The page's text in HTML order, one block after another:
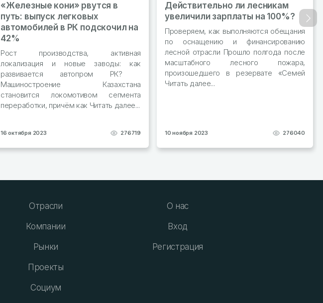
«Железные кони» рвутся в
путь: выпуск легковых
автомобилей в РК подскочил на
42%
Рост производства, активная
локализация и новые заводы: как
развивается автопром РК?
Машиностроение Казахстана
становится локомотивом сегмента
переработки, причём как Читать далее...
16 октября 2023 276719
Действительно ли лесникам
увеличили зарплаты на 100%?
Проверяем, как выполняются обещания
по оснащению и финансированию
лесной отрасли Прошло полгода после
масштабного лесного пожара,
произошедшего в резервате «Семей
Читать далее...
10 ноября 2023 276040
Отрасли
Компании
Рынки
Проекты
Социум
О нас
Вход
Регистрация